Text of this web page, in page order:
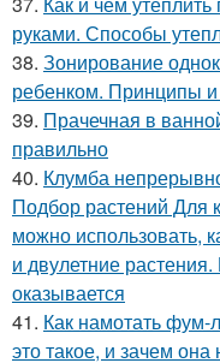
руками. Способы
38. Зонирование
ребенком. Принципы
39. Прачечная в
правильно
40. Клумба
Подбор растений Для
можно использовать,
и двулетние
оказывается
41. Как намотать
это такое, и зачем она